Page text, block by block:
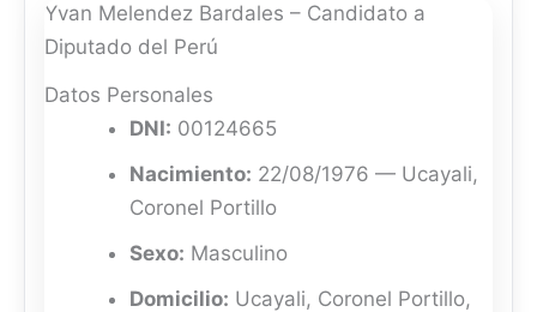
Yvan Melendez Bardales – Candidato a
Diputado del Perú
Datos Personales
DNI: 00124665
Nacimiento: 22/08/1976 — Ucayali,
Coronel Portillo
Sexo: Masculino
Domicilio: Ucayali, Coronel Portillo,